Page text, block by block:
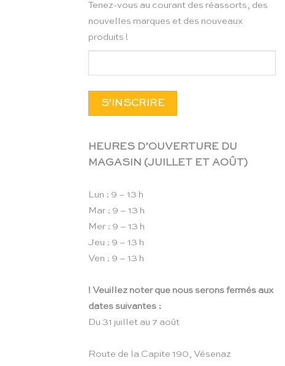
Tenez-vous au courant des réassorts, des
nouvelles marques et des nouveaux
produits !
HEURES D’OUVERTURE DU
MAGASIN (JUILLET ET AOÛT)
Lun : 9 – 13 h
Mar : 9 – 13 h
Mer : 9 – 13 h
Jeu : 9 – 13 h
Ven : 9 – 13 h
! Veuillez noter que nous serons fermés aux
dates suivantes :
Du 31 juillet au 7 août
Route de la Capite 190, Vésenaz